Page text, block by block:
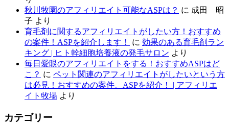
秋川牧園のアフィリエイト可能なASPは？ に 成田 昭
子 より
育毛剤に関するアフィリエイトがしたい方！おすすめ
の案件！ASPを紹介します！
に 効果のある育毛剤ラン
キング | ヒト幹細胞培養液の発毛サロン より
毎日愛眼のアフィリエイトをする！おすすめASPはど
こ？ に ペット関連のアフィリエイトがしたいという方
は必見！おすすめの案件、ASPを紹介！ | アフィリエ
イト牧場 より
カテゴリー